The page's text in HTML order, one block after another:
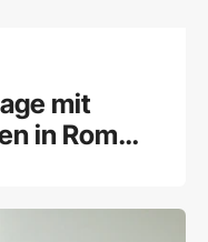
mit
in Rom